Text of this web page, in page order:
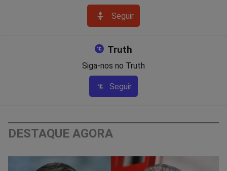
Seguir
Truth
Siga-nos no Truth
Seguir
DESTAQUE AGORA